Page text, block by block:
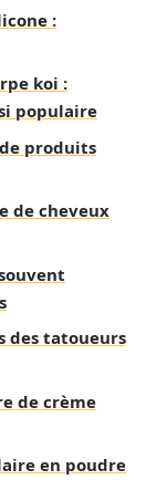
:
koi :
populaire
produits
de cheveux
des tatoueurs
de crème
en poudre